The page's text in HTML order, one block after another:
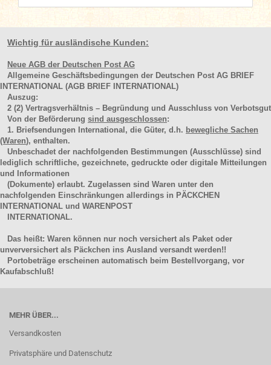
Wichtig für ausländische Kunden:
Neue AGB der Deutschen Post AG
Allgemeine Geschäftsbedingungen der Deutschen Post AG BRIEF
INTERNATIONAL (AGB BRIEF INTERNATIONAL)
Auszug:
2 (2) Vertragsverhältnis – Begründung und Ausschluss von Verbotsgut
Von der Beförderung sind ausgeschlossen:
1. Briefsendungen International, die Güter, d.h. bewegliche Sachen
(Waren), enthalten.
Unbeschadet der nachfolgenden Bestimmungen (Ausschlüsse) sind
lediglich schriftliche, gezeichnete, gedruckte oder digitale Mitteilungen
und Informationen
(Dokumente) erlaubt. Zugelassen sind Waren unter den
nachfolgenden Einschränkungen allerdings in PÄCKCHEN
INTERNATIONAL und WARENPOST
INTERNATIONAL.
Das heißt: Waren können nur noch versichert als Paket oder
unverversichert als Päckchen ins Ausland versandt werden!!
Portobeträge erscheinen automatisch beim Bestellvorgang, vor
Kaufabschluß!
MEHR ÜBER...
Versandkosten
Privatsphäre und Datenschutz